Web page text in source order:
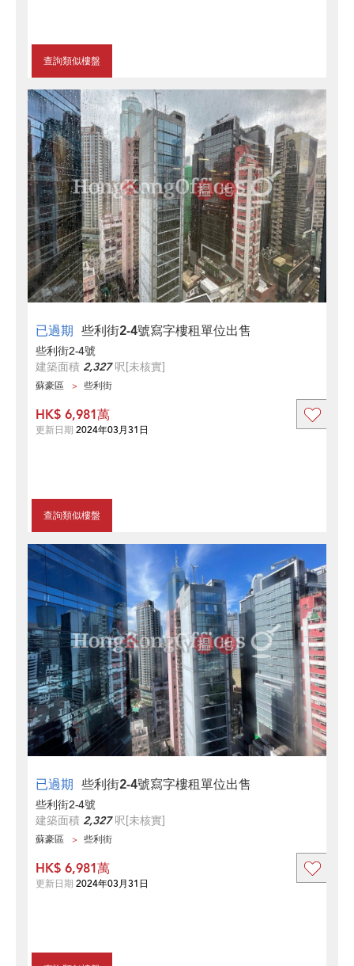
查詢類似樓盤
已過期 些利街2-4號寫字樓租單位出售
些利街2-4號
建築面積 2,327呎[未核實]
蘇豪區 些利街
查詢類似樓盤
HK$ 6,981萬
更新日期 2024年03月31日
已過期 些利街2-4號寫字樓租單位出售
些利街2-4號
建築面積 2,327呎[未核實]
蘇豪區 些利街
HK$ 6,981萬
更新日期 2024年03月31日